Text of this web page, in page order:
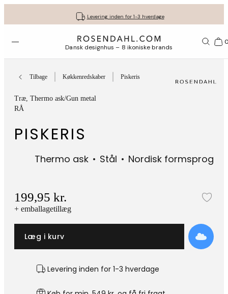
Levering inden for 1-3 hverdage
Fri fragt ved køb for min. 549 kr.
30 dages gratis retur*
Få dine gaver pakket flot ind
Vi er e-mærket
Åbn menuen Dansk designhus – 8 ikoniske brands
Tilbage Køkkenredskaber Piskeris
Træ, Thermo ask/Gun metal
RÅ
PISKERIS
Thermo ask Stål Nordisk formsprog
199,95 kr.
+ emballagetillæg
Læg i kurv
Levering inden for 1-3 hverdage